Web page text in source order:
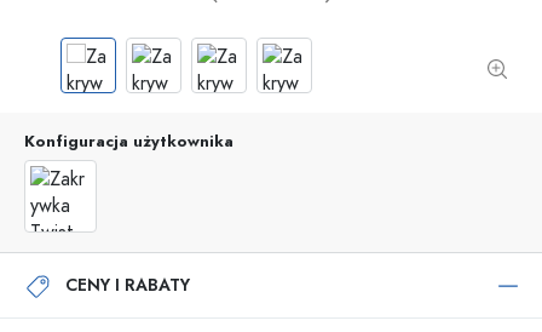
Konfiguracja użytkownika
CENY I RABATY